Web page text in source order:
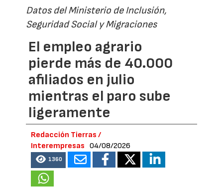
Datos del Ministerio de Inclusión,
Seguridad Social y Migraciones
El empleo agrario
pierde más de 40.000
afiliados en julio
mientras el paro sube
ligeramente
Redacción Tierras /
Interempresas
04/08/2026
1360